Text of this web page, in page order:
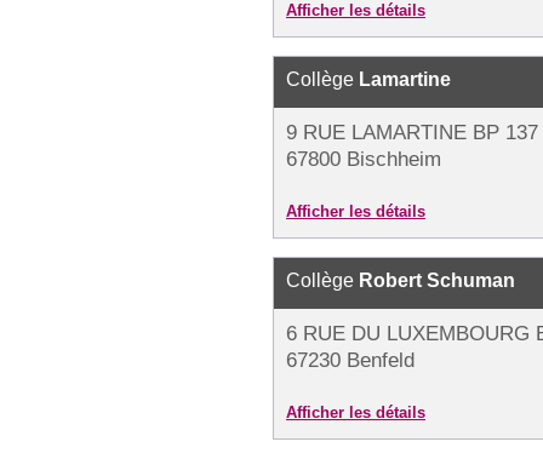
Afficher les détails
Collège Lamartine
9 RUE LAMARTINE BP 137
67800 Bischheim
Afficher les détails
Collège Robert Schuman
6 RUE DU LUXEMBOURG
67230 Benfeld
Afficher les détails